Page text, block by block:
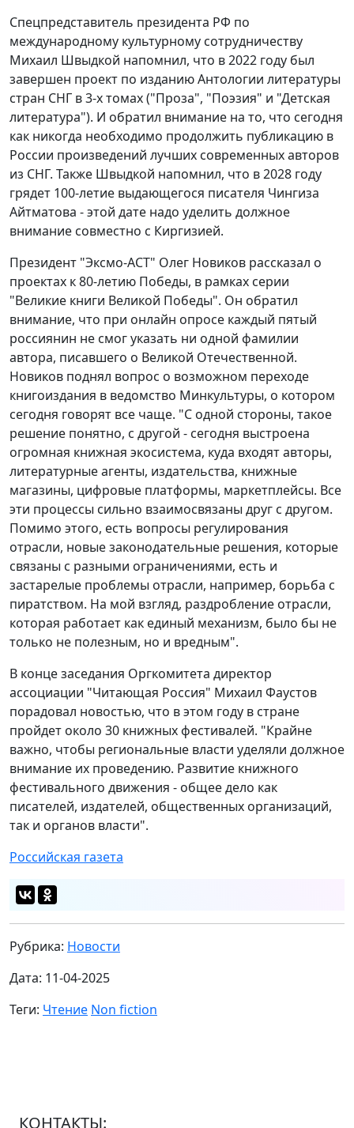
Спецпредставитель президента РФ по
международному культурному сотрудничеству
Михаил Швыдкой напомнил, что в 2022 году был
завершен проект по изданию Антологии литературы
стран СНГ в 3-х томах ("Проза", "Поэзия" и "Детская
литература"). И обратил внимание на то, что сегодня
как никогда необходимо продолжить публикацию в
России произведений лучших современных авторов
из СНГ. Также Швыдкой напомнил, что в 2028 году
грядет 100-летие выдающегося писателя Чингиза
Айтматова - этой дате надо уделить должное
внимание совместно с Киргизией.
Президент "Эксмо-АСТ" Олег Новиков рассказал о
проектах к 80-летию Победы, в рамках серии
"Великие книги Великой Победы". Он обратил
внимание, что при онлайн опросе каждый пятый
россиянин не смог указать ни одной фамилии
автора, писавшего о Великой Отечественной.
Новиков поднял вопрос о возможном переходе
книгоиздания в ведомство Минкультуры, о котором
сегодня говорят все чаще. "С одной стороны, такое
решение понятно, с другой - сегодня выстроена
огромная книжная экосистема, куда входят авторы,
литературные агенты, издательства, книжные
магазины, цифровые платформы, маркетплейсы. Все
эти процессы сильно взаимосвязаны друг с другом.
Помимо этого, есть вопросы регулирования
отрасли, новые законодательные решения, которые
связаны с разными ограничениями, есть и
застарелые проблемы отрасли, например, борьба с
пиратством. На мой взгляд, раздробление отрасли,
которая работает как единый механизм, было бы не
только не полезным, но и вредным".
В конце заседания Оргкомитета директор
ассоциации "Читающая Россия" Михаил Фаустов
порадовал новостью, что в этом году в стране
пройдет около 30 книжных фестивалей. "Крайне
важно, чтобы региональные власти уделяли должное
внимание их проведению. Развитие книжного
фестивального движения - общее дело как
писателей, издателей, общественных организаций,
так и органов власти".
Российская газета
Рубрика: Новости
Дата: 11-04-2025
Теги: Чтение Non fiction
КОНТАКТЫ: